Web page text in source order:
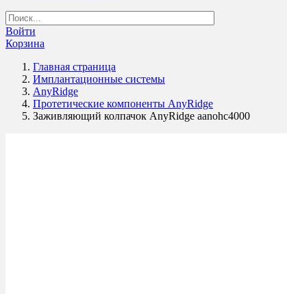
Войти
Корзина
Главная страница
Имплантационные системы
AnyRidge
Протетические компоненты AnyRidge
Заживляющий колпачок AnyRidge aanohc4000